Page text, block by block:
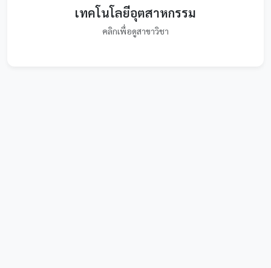
เทคโนโลยีอุตสาหกรรม
คลิกเพื่อดูสาขาวิชา